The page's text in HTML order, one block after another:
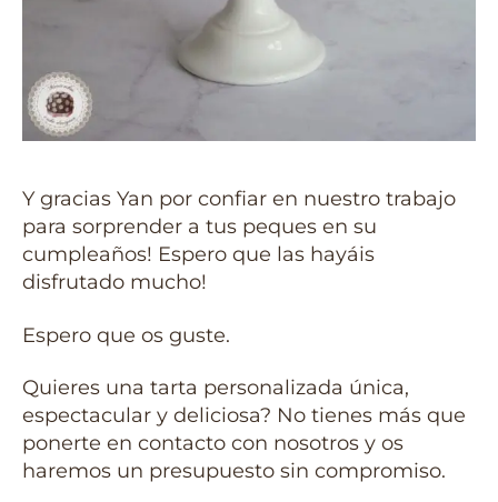
Y gracias Yan por confiar en nuestro trabajo
para sorprender a tus peques en su
cumpleaños! Espero que las hayáis
disfrutado mucho!
Espero que os guste.
Quieres una tarta personalizada única,
espectacular y deliciosa? No tienes más que
ponerte en contacto con nosotros y os
haremos un presupuesto sin compromiso.